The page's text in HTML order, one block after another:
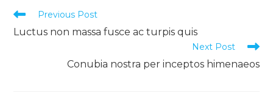
Read
more
articles
Previous Post
Luctus non massa fusce ac turpis quis
Next Post
Conubia nostra per inceptos himenaeos